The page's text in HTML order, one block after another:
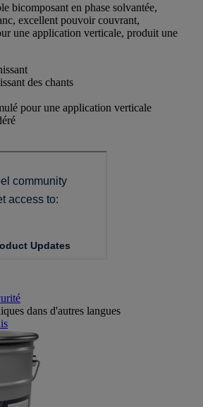
bicomposant en phase solvantée,
excellent pouvoir couvrant,
une application verticale, produit une
des chants
pour une application verticale
dans d'autres langues